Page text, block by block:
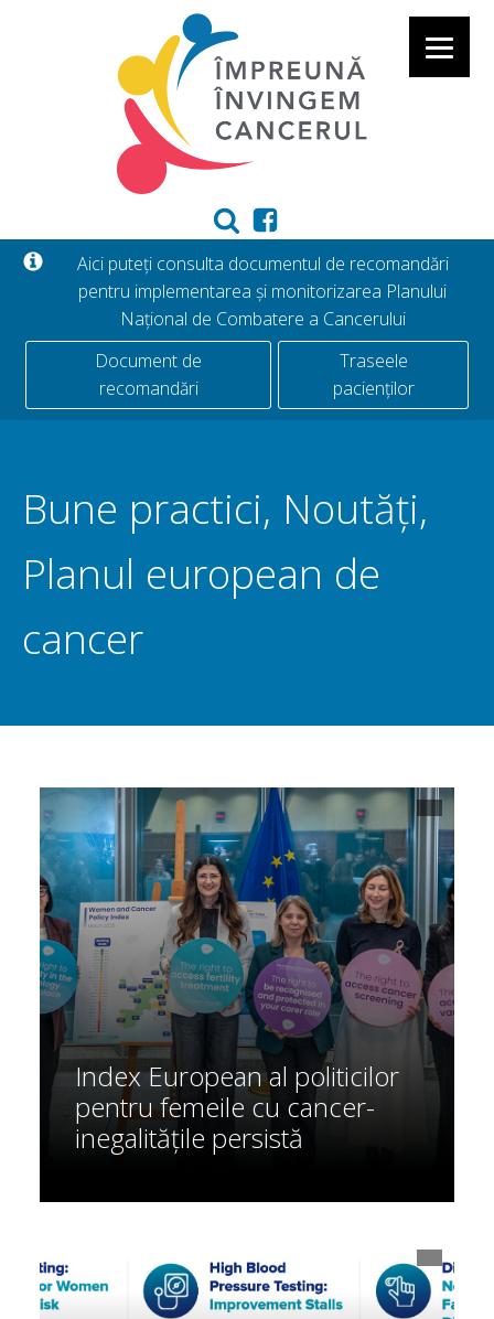
Aici puteți consulta documentul de recomandări
pentru implementarea și monitorizarea Planului
Național de Combatere a Cancerului
Document de
recomandări
Traseele
pacienților
Bune practici, Noutăți,
Planul european de
cancer
Index European al politicilor
pentru femeile cu cancer-
inegalitățile persistă